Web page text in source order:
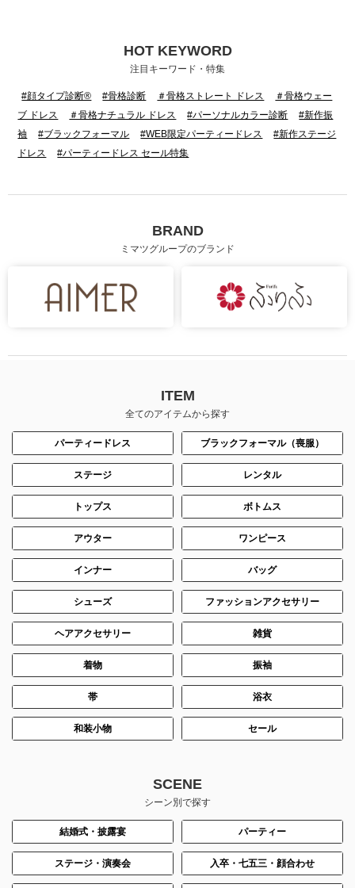
HOT KEYWORD
注目キーワード・特集
#顔タイプ診断® #骨格診断 ＃骨格ストレート ドレス
＃骨格ウェー
ブ ドレス
＃骨格ナチュラル ドレス #パーソナルカラー診断
#新作振
袖
#ブラックフォーマル #WEB限定パーティードレス
#新作ステージ
ドレス
#パーティードレス セール特集
BRAND
ミマツグループのブランド
ITEM
全てのアイテムから探す
パーティードレス ブラックフォーマル（喪服）
ステージ レンタル
トップス ボトムス
アウター ワンピース
インナー バッグ
シューズ ファッションアクセサリー
ヘアアクセサリー 雑貨
着物 振袖
帯 浴衣
和装小物 セール
SCENE
シーン別で探す
結婚式・披露宴 パーティー
ステージ・演奏会 入卒・七五三・顔合わせ